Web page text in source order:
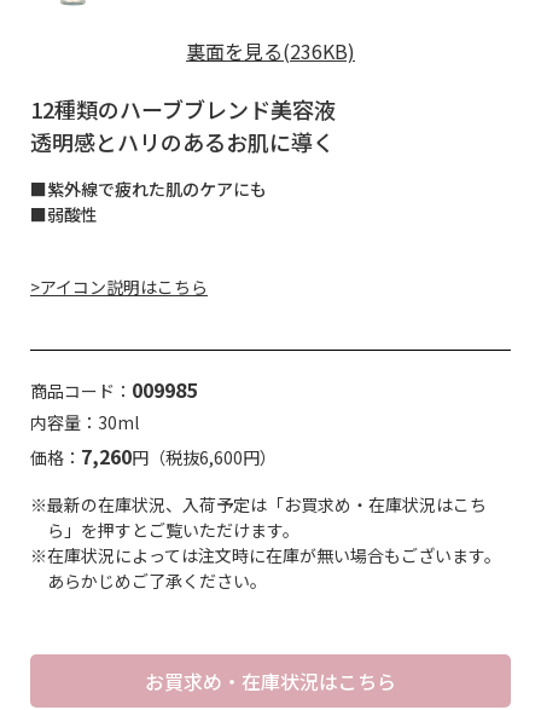
裏面を見る(236KB)
12種類のハーブブレンド美容液
透明感とハリのあるお肌に導く
■紫外線で疲れた肌のケアにも
■弱酸性
>アイコン説明はこちら
商品コード： 009985
内容量：30ml
価格： 7,260円（税抜6,600円）
※最新の在庫状況、入荷予定は「お買求め・在庫状況はこち
ら」を押すとご覧いただけます。
※在庫状況によっては注文時に在庫が無い場合もございます。
あらかじめご了承ください。
お買求め・在庫状況はこちら